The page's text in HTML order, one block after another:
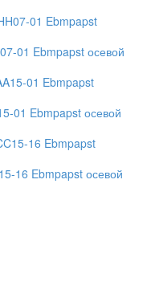
01 Ebmpapst осевой
01 Ebmpapst осевой
16 Ebmpapst осевой